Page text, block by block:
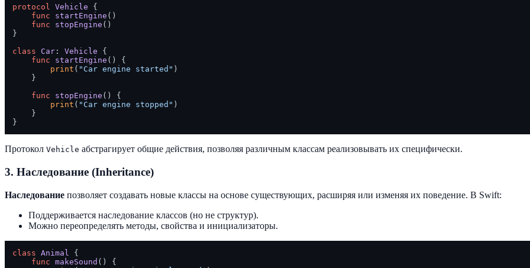
protocol Vehicle {
func
startEngine ()
func
stopEngine ()
}
class
Car : Vehicle {
func
startEngine () {
print ( "Car engine started" )
    }
func
stopEngine () {
print ( "Car engine stopped" )
    }
Протокол Vehicle абстрагирует общие действия, позволяя различным классам реализовывать их специфически.
3. Наследование (Inheritance)
Наследование позволяет создавать новые классы на основе существующих, расширяя или изменяя их поведение. В Swift:
Поддерживается наследование классов (но не структур).
Можно переопределять методы, свойства и инициализаторы.
class Animal
{
func makeSound () {